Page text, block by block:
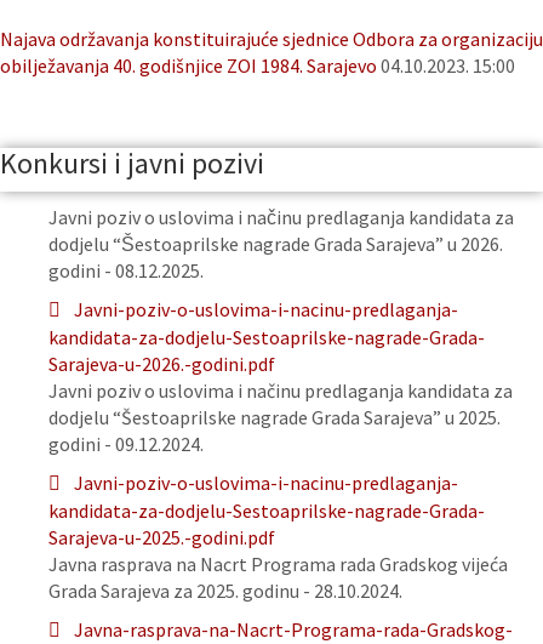
Najava održavanja konstituirajuće sjednice Odbora za organizaciju
obilježavanja 40. godišnjice ZOI 1984. Sarajevo 04.10.2023. 15:00
Konkursi i javni pozivi
Javni poziv o uslovima i načinu predlaganja kandidata za
dodjelu “Šestoaprilske nagrade Grada Sarajeva” u 2026.
godini - 08.12.2025.
Javni-poziv-o-uslovima-i-nacinu-predlaganja-
kandidata-za-dodjelu-Sestoaprilske-nagrade-Grada-
Sarajeva-u-2026.-godini.pdf
Javni poziv o uslovima i načinu predlaganja kandidata za
dodjelu “Šestoaprilske nagrade Grada Sarajeva” u 2025.
godini - 09.12.2024.
Javni-poziv-o-uslovima-i-nacinu-predlaganja-
kandidata-za-dodjelu-Sestoaprilske-nagrade-Grada-
Sarajeva-u-2025.-godini.pdf
Javna rasprava na Nacrt Programa rada Gradskog vijeća
Grada Sarajeva za 2025. godinu - 28.10.2024.
Javna-rasprava-na-Nacrt-Programa-rada-Gradskog-